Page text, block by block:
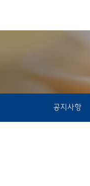
공지사항